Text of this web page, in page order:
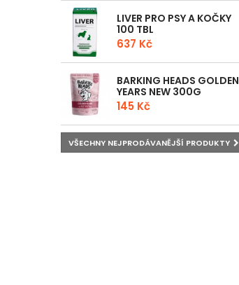
LIVER PRO PSY A KOČKY
100 TBL
637 Kč
BARKING HEADS GOLDEN
YEARS NEW 300G
145 Kč
VŠECHNY NEJPRODÁVANĚJŠÍ PRODUKTY